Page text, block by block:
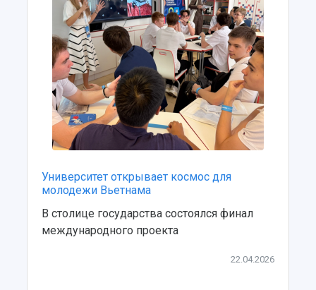
Университет открывает космос для
молодежи Вьетнама
В столице государства состоялся финал
международного проекта
22.04.2026